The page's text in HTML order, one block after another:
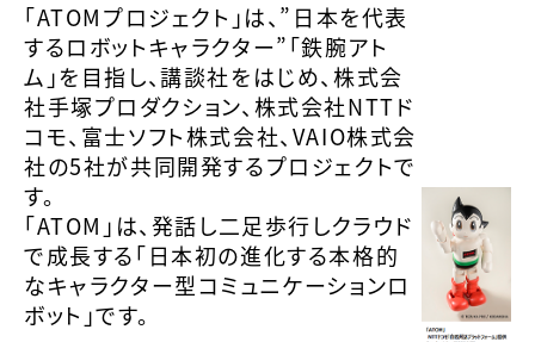
「ATOMプロジェクト」は、”日本を代表
するロボットキャラクター”「鉄腕アト
ム」を目指し、講談社をはじめ、株式会
社手塚プロダクション、株式会社NTTド
コモ、富士ソフト株式会社、VAIO株式会
社の5社が共同開発するプロジェクトで
す。
「ATOM」は、発話し二足歩行しクラウド
で成長する「日本初の進化する本格的
なキャラクター型コミュニケーションロ
ボット」です。